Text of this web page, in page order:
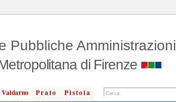
Pubbliche Amministrazioni
di Firenze
Valdarno Prato
Pistoia